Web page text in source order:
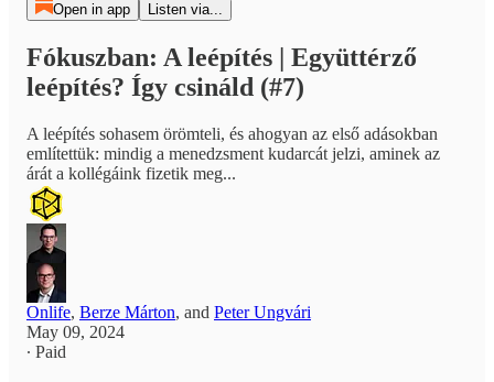
Open in app Listen via...
Fókuszban: A leépítés | Együttérző
leépítés? Így csináld (#7)
A leépítés sohasem örömteli, és ahogyan az első adásokban
említettük: mindig a menedzsment kudarcát jelzi, aminek az
árát a kollégáink fizetik meg...
Onlife, Berze Márton, and Peter Ungvári
May 09, 2024
∙ Paid